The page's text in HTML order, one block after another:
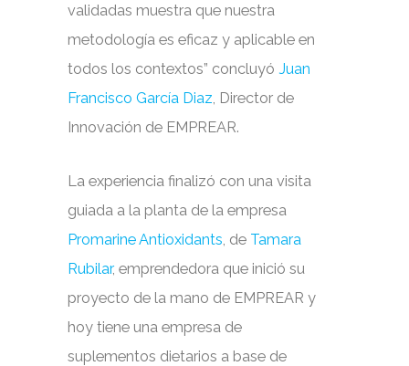
validadas muestra que nuestra
metodología es eficaz y aplicable en
todos los contextos” concluyó Juan
Francisco García Diaz , Director de
Innovación de EMPREAR.
La experiencia finalizó con una visita
guiada a la planta de la empresa
Promarine Antioxidants , de Tamara
Rubilar, emprendedora que inició su
proyecto de la mano de EMPREAR y
hoy tiene una empresa de
suplementos dietarios a base de